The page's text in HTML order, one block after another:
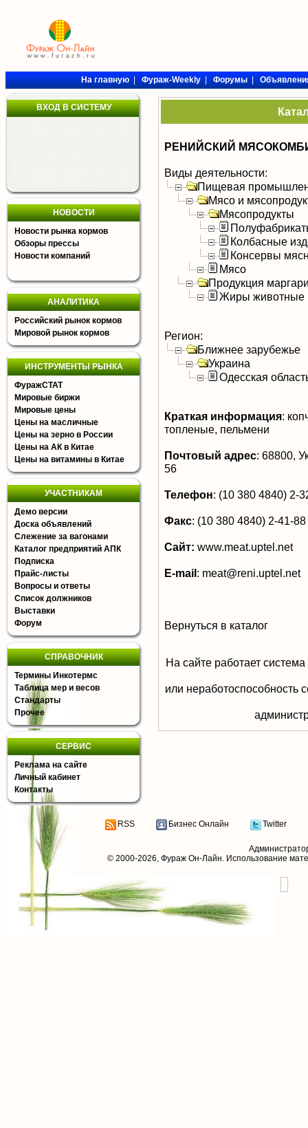
На главную|Фураж-Weekly|Форумы|
ВХОД В СИСТЕМУ
НОВОСТИ
Новости рынка кормов
Обзоры прессы
Новости компаний
АНАЛИТИКА
Российский рынок кормов
Мировой рынок кормов
ИНСТРУМЕНТЫ РЫНКА
ФуражСТАТ
Мировые биржи
Мировые цены
Цены на масличные
Цены на зерно в России
Цены на АК в Китае
Цены на витамины в Китае
УЧАСТНИКАМ
Демо версии
Доска объявлений
Слежение за вагонами
Каталог предприятий АПК
Подписка
Прайс-листы
Вопросы и ответы
Список должников
Выставки
Форум
СПРАВОЧНИК
Термины Инкотермс
Таблица мер и весов
Стандарты
Прочее
СЕРВИС
Реклама на сайте
Личный кабинет
Контакты
РЕНИЙСКИЙ
Виды деятельности:
Пищевая
Мясо и
Мясопродукты
Колбасные
Консервы
Мясо
Продукция
Жиры животные
Регион:
Ближнее зарубежье
Украина
Одесская
Краткая информация:
топленые, пельмени
Почтовый адрес: 68800,
56
Телефон: (10 380 4840) 2-
Факс: (10 380 4840) 2-41-88
Сайт: www.meat.uptel.net
E-mail: meat@reni.uptel.net
Вернуться в каталог
На сайте работает
или неработоспособность
RSS Бизнес Онлайн Twitter
© 2000-2026, Фураж Он-Лайн. Использование